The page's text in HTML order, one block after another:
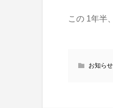
この 1年半
お知らせ